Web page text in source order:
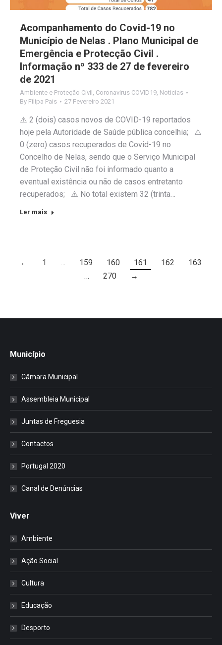
Acompanhamento do Covid-19 no
Município de Nelas . Plano Municipal de
Emergência e Protecção Civil .
Informação nº 333 de 27 de fevereiro
de 2021
Ambiente e Proteção Civil , Coronavirus COVID19, Notícias
By Filipa Pais 27 Fevereiro 2021
⚠️ 2 (dois) casos novos de COVID-19 reportados
hoje pela Autoridade de Saúde pública concelhia; ⚠️
0 (zero) casos recuperados de Covid-19 no
Concelho de Nelas, sendo que o Serviço Municipal
de Proteção Civil não foi informado quanto a
eventual existência ou não de casos entretanto
recuperados; ⚠️ No total existem 32 (trinta…
Ler mais
← 1 … 159 160 161 162
163
…
270 →
Município
Câmara Municipal
Assembleia Municipal
Juntas de Freguesia
Contactos
Portugal 2020
Canal de Denúncias
Viver
Ambiente
Ação Social
Cultura
Educação
Desporto